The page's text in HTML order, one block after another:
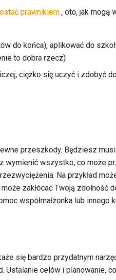
prawnikiem , oto, jak mogą
do końca), aplikować do
to dobra rzecz)
ciężko się uczyć i zdobyć
przeszkody. Będziesz
wymienić wszystko, co może
Na przykład
zakłócać Twoją zdolność
współmałżonka lub innego
się bardzo przydatnym
Ustalanie celów i planowanie,